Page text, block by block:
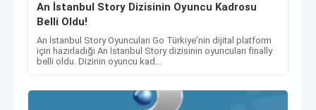
An İstanbul Story Dizisinin Oyuncu Kadrosu
Belli Oldu!
An İstanbul Story Oyuncuları Go Türkiye'nin dijital platform
için hazırladığı An İstanbul Story dizisinin oyuncuları finally
belli oldu. Dizinin oyuncu kad...